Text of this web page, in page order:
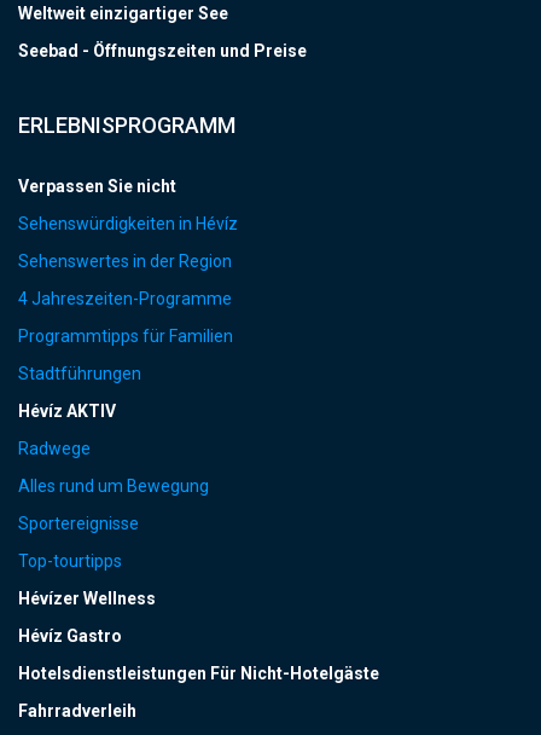
Weltweit einzigartiger See
Seebad - Öffnungszeiten und Preise
ERLEBNISPROGRAMM
Verpassen Sie nicht
Sehenswürdigkeiten in Hévíz
Sehenswertes in der Region
4 Jahreszeiten-Programme
Programmtipps für Familien
Stadtführungen
Hévíz AKTIV
Radwege
Alles rund um Bewegung
Sportereignisse
Top-tourtipps
Hévízer Wellness
Hévíz Gastro
Hotelsdienstleistungen Für Nicht-Hotelgäste
Fahrradverleih